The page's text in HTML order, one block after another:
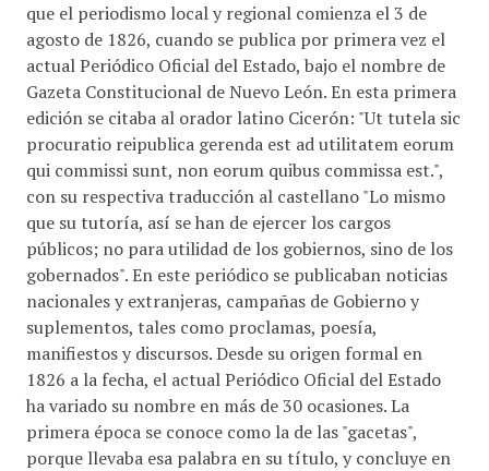
que el periodismo local y regional comienza el 3 de
agosto de 1826, cuando se publica por primera vez el
actual Periódico Oficial del Estado, bajo el nombre de
Gazeta Constitucional de Nuevo León. En esta primera
edición se citaba al orador latino Cicerón: "Ut tutela sic
procuratio reipublica gerenda est ad utilitatem eorum
qui commissi sunt, non eorum quibus commissa est.",
con su respectiva traducción al castellano "Lo mismo
que su tutoría, así se han de ejercer los cargos
públicos; no para utilidad de los gobiernos, sino de los
gobernados". En este periódico se publicaban noticias
nacionales y extranjeras, campañas de Gobierno y
suplementos, tales como proclamas, poesía,
manifiestos y discursos. Desde su origen formal en
1826 a la fecha, el actual Periódico Oficial del Estado
ha variado su nombre en más de 30 ocasiones. La
primera época se conoce como la de las "gacetas",
porque llevaba esa palabra en su título, y concluye en